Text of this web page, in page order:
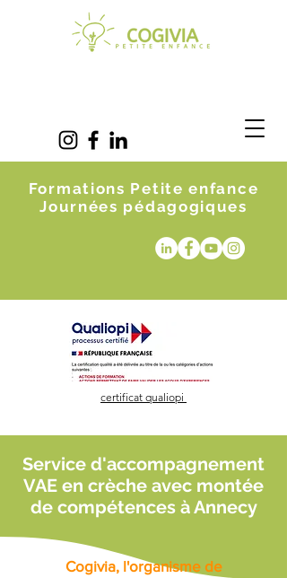
Formations Petite enfance
Journées pédagogiques
certificat qualiopi
Service d'accompagnement
VAE en crèche avec montée
de compétences à Annecy
Cogivia, l'organisme de